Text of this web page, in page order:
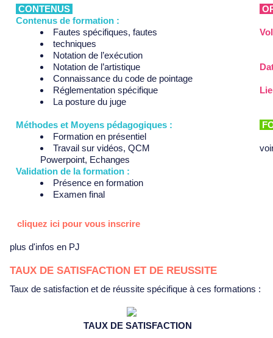
CONTENUS
Contenus de formation :
Fautes spécifiques, fautes
techniques
Notation de l’exécution
Notation de l’artistique
Connaissance du code de pointage
Réglementation spécifique
La posture du juge
Méthodes et Moyens pédagogiques :
Formation en présentiel
Travail sur vidéos, QCM
Powerpoint, Echanges
​Validation de la formation :
Présence en formation
Examen final
cliquez ici pour vous inscrire
plus d'infos en PJ
TAUX DE SATISFACTION ET DE REUSSITE
Taux de satisfaction et de réussite spécifique à ces formations :
TAUX DE SATISFACTION